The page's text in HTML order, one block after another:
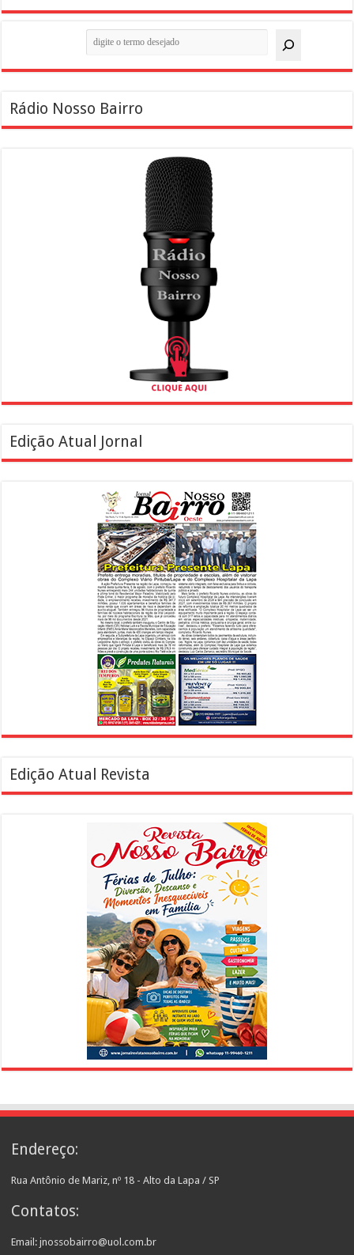
Rádio Nosso Bairro
Edição Atual Jornal
Edição Atual Revista
Endereço:
Rua Antônio de Mariz, nº 18 - Alto da Lapa / SP
Contatos:
Email: jnossobairro@uol.com.br